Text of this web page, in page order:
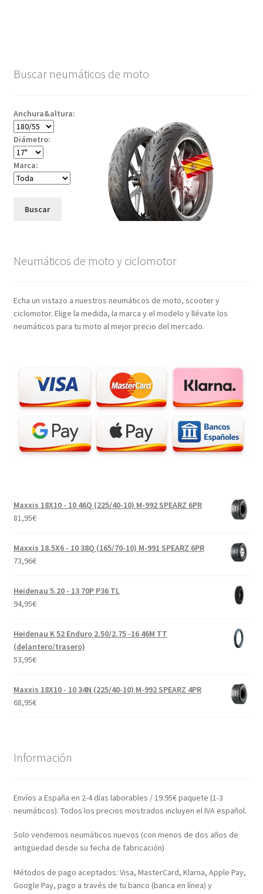
Buscar neumáticos de moto
Anchura&altura:
Diámetro:
Marca:
Buscar
Neumáticos de moto y ciclomotor
Echa un vistazo a nuestros neumáticos de moto, scooter y
ciclomotor. Elige la medida, la marca y el modelo y llévate los
neumáticos para tu moto al mejor precio del mercado.
Maxxis 18X10 - 10 46Q (225/40-10) M-992 SPEARZ 6PR
81,95€
Maxxis 18.5X6 - 10 38Q (165/70-10) M-991 SPEARZ 6PR
73,96€
Heidenau 5.20 - 13 70P P36 TL
94,95€
Heidenau K 52 Enduro 2.50/2.75 -16 46M TT
(delantero/trasero)
53,95€
Maxxis 18X10 - 10 34N (225/40-10) M-992 SPEARZ 4PR
68,95€
Información
Envíos a España en 2-4 días laborables / 19.95€ paquete (1-3
neumáticos). Todos los precios mostrados incluyen el IVA español.
Solo vendemos neumáticos nuevos (con menos de dos años de
antigüedad desde su fecha de fabricación)
Métodos de pago aceptados: Visa, MasterCard, Klarna, Apple Pay,
Google Pay, pago a través de tu banco (banca en línea) y